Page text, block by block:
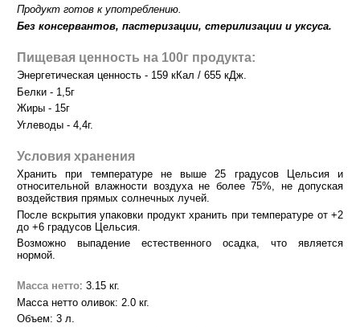
Продукт готов к употреблению.
Без консервантов, пастеризации, стерилизации и уксуса.
Пищевая ценность на 100г продукта:
Энергетическая ценность - 159 кКал / 655 кДж.
Белки - 1,5г
Жиры - 15г
Углеводы - 4,4г.
Условия хранения
Хранить при температуре не выше 25 градусов Цельсия и
относительной влажности воздуха не более 75%, не допуская
воздействия прямых солнечных лучей.
После вскрытия упаковки продукт хранить при температуре от +2
до +6 градусов Цельсия.
Возможно выпадение естественного осадка, что является
нормой.
Масса нетто: 3.15 кг.
Масса нетто оливок: 2.0 кг.
Объем: 3 л.